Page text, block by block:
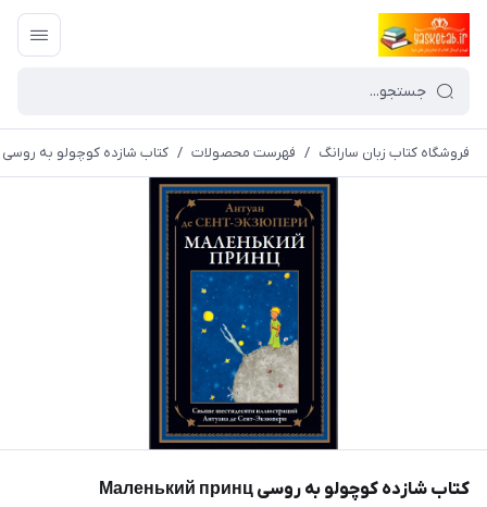
فروشگاه کتاب زبان سارانگ / فهرست محصولات / کتاب شازده کوچولو به روسی Маленький принц
کتاب شازده کوچولو به روسی Маленький принц